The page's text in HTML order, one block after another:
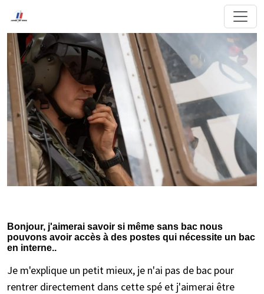
Bonjour, j'aimerai savoir si même sans bac nous
pouvons avoir accès à des postes qui nécessite un bac
en interne..
Je m'explique un petit mieux, je n'ai pas de bac pour
rentrer directement dans cette spé et j'aimerai être